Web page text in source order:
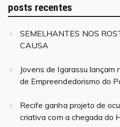
posts recentes
SEMELHANTES NOS
CAUSA
Jovens de Igarassu lançam
de Empreendedorismo do
Recife ganha projeto de
criativa com a chegada do